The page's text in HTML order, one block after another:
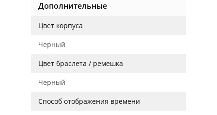
Дополнительные
Цвет корпуса
Черный
Цвет браслета / ремешка
Черный
Способ отображения времени